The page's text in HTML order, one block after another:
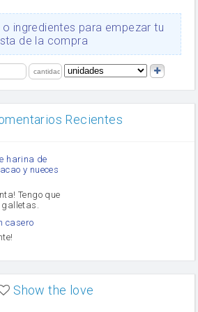
ingredientes para empezar tu
de la compra
Recientes
harina de
y nueces
Tengo que
casero
fácil y
Show the love